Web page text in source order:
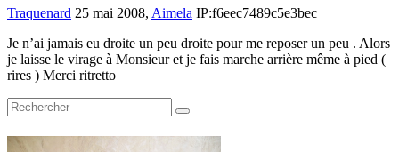
Traquenard 25 mai 2008, Aimela IP:f6eec7489c5e3bec
Je n’ai jamais eu droite un peu droite pour me reposer un peu . Alors
je laisse le virage à Monsieur et je fais marche arrière même à pied (
rires ) Merci ritretto